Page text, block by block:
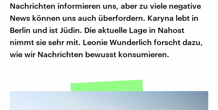
Nachrichten informieren uns, aber zu viele negative
News können uns auch überfordern. Karyna lebt in
Berlin und ist Jüdin. Die aktuelle Lage in Nahost
nimmt sie sehr mit. Leonie Wunderlich forscht dazu,
wie wir Nachrichten bewusst konsumieren.